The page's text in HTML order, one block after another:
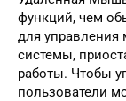
функций, чем
для
системы,
работы. Чтобы
пользователи